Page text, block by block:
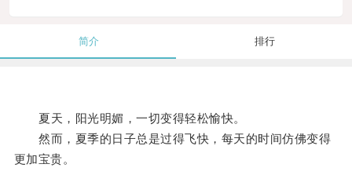
简介 排行
夏天，阳光明媚，一切变得轻松愉快。
然而，夏季的日子总是过得飞快，每天的时间仿佛变得
更加宝贵。